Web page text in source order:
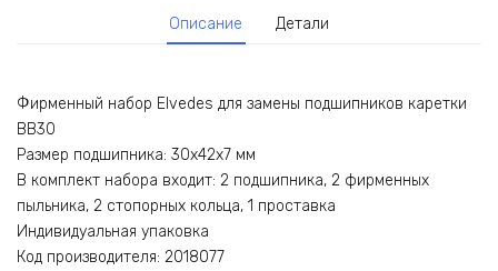
Описание Детали
Фирменный набор Elvedes для замены подшипников каретки
BB30
Размер подшипника: 30х42х7 мм
В комплект набора входит: 2 подшипника, 2 фирменных
пыльника, 2 стопорных кольца, 1 проставка
Индивидуальная упаковка
Код производителя: 2018077